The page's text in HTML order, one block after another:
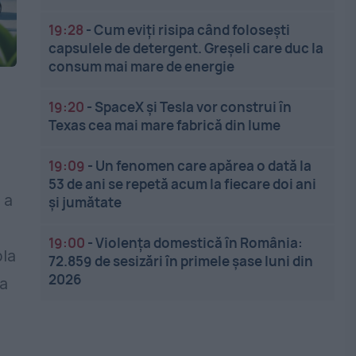
19:28 -Cum eviți risipa când folosești
capsulele de detergent. Greșeli care duc la
consum mai mare de energie
19:20 - SpaceX și Tesla vor construi în
Texas cea mai mare fabrică din lume
19:09 - Un fenomen care apărea o dată la
53 de ani se repetă acum la fiecare doi ani
și jumătate
19:00 -Violența domestică în România:
72.859 de sesizări în primele șase luni din
2026